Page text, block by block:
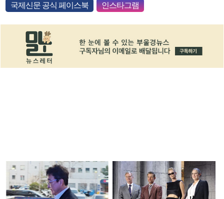
국제신문 공식 페이스북 인스타그램